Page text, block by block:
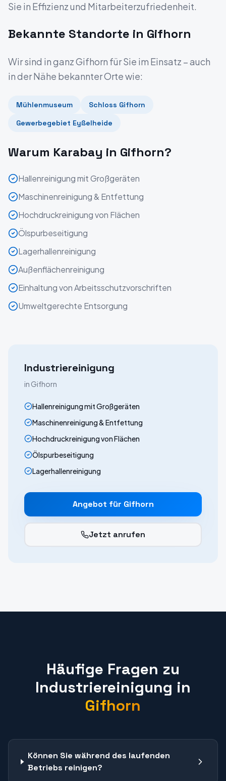
Sie in Effizienz und Mitarbeiterzufriedenheit.
Bekannte Standorte in Gifhorn
Wir sind in ganzGifhorn für Sie im Einsatz – auch
in der Nähe bekannter Orte wie:
Mühlenmuseum
Schloss Gifhorn
Gewerbegebiet Eyßelheide
Warum Karabay in Gifhorn?
Hallenreinigung mit Großgeräten
Maschinenreinigung & Entfettung
Hochdruckreinigung von Flächen
Ölspurbeseitigung
Lagerhallenreinigung
Außenflächenreinigung
Einhaltung von Arbeitsschutzvorschriften
Umweltgerechte Entsorgung
Industriereinigung
in Gifhorn
Hallenreinigung mit Großgeräten
Maschinenreinigung & Entfettung
Hochdruckreinigung von Flächen
Ölspurbeseitigung
Lagerhallenreinigung
Angebot für Gifhorn
Jetzt anrufen
Häufige Fragen zu
Industriereinigung in
Gifhorn
Können Sie während des laufenden
Betriebs reinigen?